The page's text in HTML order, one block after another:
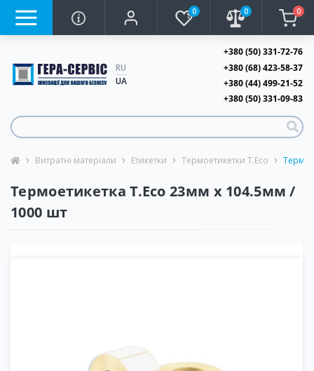
0 0 0
RU
UA
+380 (50) 331-72-76
+380 (68) 423-58-37
+380 (44) 499-21-52
+380 (50) 331-09-83
Витратні матеріали Етикетки Термоетикетки T.Eco
Термоетикетка T.Eco 23мм х 104.5мм /
1000 шт